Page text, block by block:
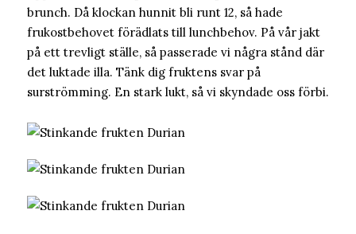
brunch. Då klockan hunnit bli runt 12, så hade
frukostbehovet förädlats till lunchbehov. På vår jakt
på ett trevligt ställe, så passerade vi några stånd där
det luktade illa. Tänk dig fruktens svar på
surströmming. En stark lukt, så vi skyndade oss förbi.